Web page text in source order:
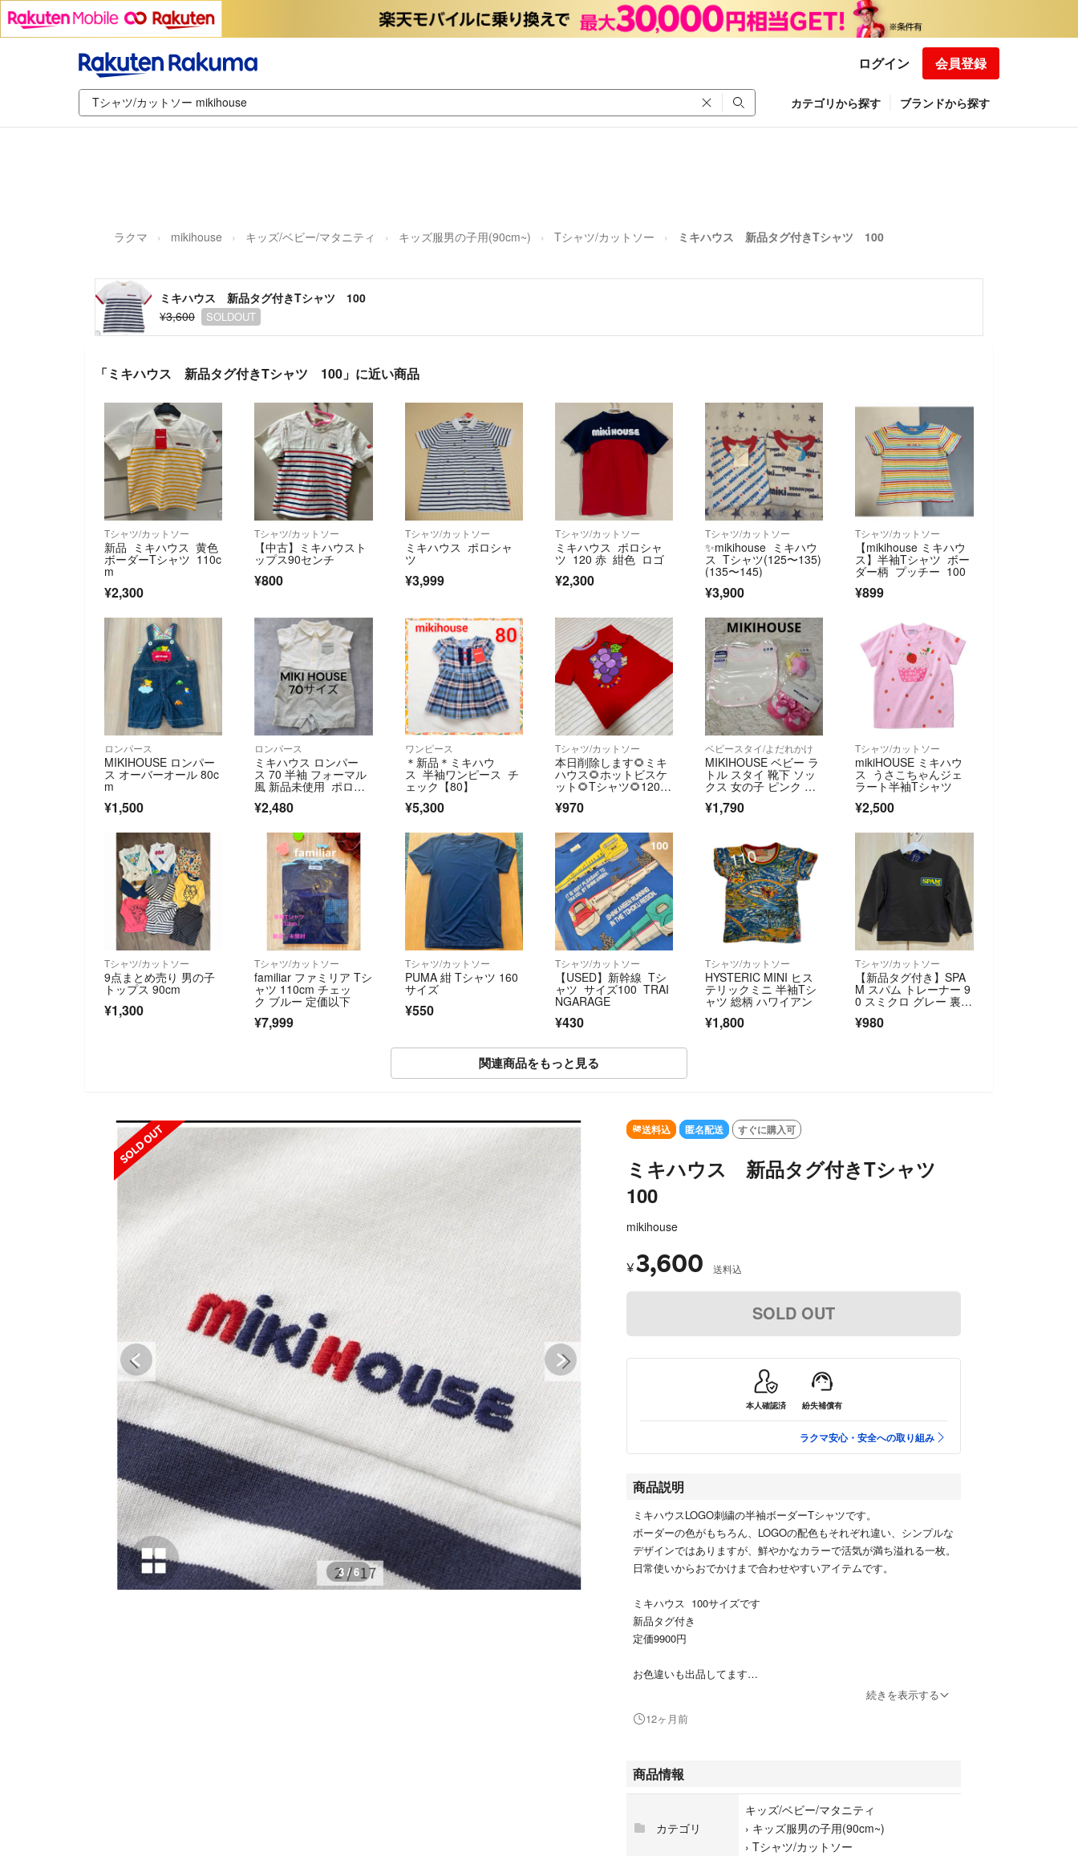
ログイン 会員登録
カテゴリから探す ブランドから探す
ラクマ mikihouse キッズ/ベビー/マタニティ キッズ服男の子用(90cm~) Tシャツ/カットソー ミキハウス 新品タグ付きTシャツ 100
ミキハウス 新品タグ付きTシャツ 100
¥3,600
SOLDOUT
「ミキハウス 新品タグ付きTシャツ 100」に近い商品
Tシャツ/カットソー
新品 ミキハウス 黄色
ボーダーTシャツ 110c
m
¥2,300
Tシャツ/カットソー
【中古】ミキハウスト
ップス90センチ
¥800
Tシャツ/カットソー
ミキハウス ポロシャ
ツ
¥3,999
Tシャツ/カットソー
ミキハウス ポロシャ
ツ 120 赤 紺色 ロゴ
¥2,300
Tシャツ/カットソー
✨️mikihouse ミキハウ
ス Tシャツ(125〜135)
(135〜145)
¥3,900
Tシャツ/カットソー
【mikihouse ミキハウ
ス】半袖Tシャツ ボー
ダー柄 プッチー 100
¥899
ロンパース
MIKIHOUSE ロンパー
ス オーバーオール 80c
m
¥1,500
ロンパース
ミキハウス ロンパー
ス 70 半袖 フォーマル
風 新品未使用 ポロシ
¥2,480
ワンピース
＊新品＊ミキハウ
ス 半袖ワンピース チ
ェック【80】
¥5,300
Tシャツ/カットソー
本日削除します🌻ミキ
ハウス🌻ホットビスケ
ット🌻Tシャツ🌻120🌻
¥970
ベビースタイ/よだれかけ
MIKIHOUSE ベビー ラ
トル スタイ 靴下 ソッ
クス 女の子 ピンク ミ
ー用品
¥1,790
Tシャツ/カットソー
mikiHOUSE ミキハウ
ス うさこちゃんジェ
ラート半袖Tシャツ
¥2,500
Tシャツ/カットソー
9点まとめ売り 男の子
トップス 90cm
¥1,300
Tシャツ/カットソー
familiar ファミリア Tシ
ャツ 110cm チェッ
ク ブルー 定価以下
¥7,999
Tシャツ/カットソー
PUMA 紺 Tシャツ 160
サイズ
¥550
Tシャツ/カットソー
【USED】新幹線 Tシ
ャツ サイズ100 TRAI
NGARAGE
¥430
Tシャツ/カットソー
HYSTERIC MINI ヒス
テリックミニ 半袖Tシ
ャツ 総柄 ハワイアン
¥1,800
Tシャツ/カットソー
【新品タグ付き】SPA
M スパム トレーナー 9
0 スミクロ グレー 裏
¥980
関連商品をもっと見る
SOLD OUT SOLD OUT
3 / 6
送料込 匿名配送 すぐに購入可
ミキハウス 新品タグ付きTシャツ
100
mikihouse
¥3,600 送料込
SOLD OUT
本人確認済 紛失補償有
ラクマ安心・安全への取り組み
商品説明
ミキハウスLOGO刺繍の半袖ボーダーTシャツです。
ボーダーの色がもちろん、LOGOの配色もそれぞれ違い、シンプルな
デザインではありますが、鮮やかなカラーで活気が満ち溢れる一枚。
日常使いからおでかけまで合わせやすいアイテムです。
ミキハウス 100サイズです
新品タグ付き
定価9900円
お色違いも出品してます
続きを表示する
12ヶ月前
商品情報
カテゴリ
キッズ/ベビー/マタニティ
› キッズ服男の子用(90cm~)
› Tシャツ/カットソー